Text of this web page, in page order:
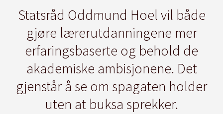
Statsråd Oddmund Hoel vil både
gjøre lærerutdanningene mer
erfaringsbaserte og behold de
akademiske ambisjonene. Det
gjenstår å se om spagaten holder
uten at buksa sprekker.